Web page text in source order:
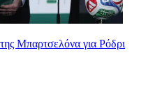
Μπαρτσελόνα για Ρόδρι